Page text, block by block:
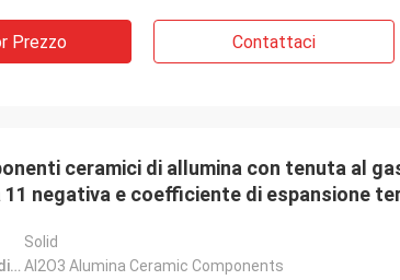
Prezzo Contattaci
ceramici di allumina con tenuta al
negativa e coefficiente di espansione
Solid
Chemical Ingredients: Al2O3 Alumina Ceramic Components